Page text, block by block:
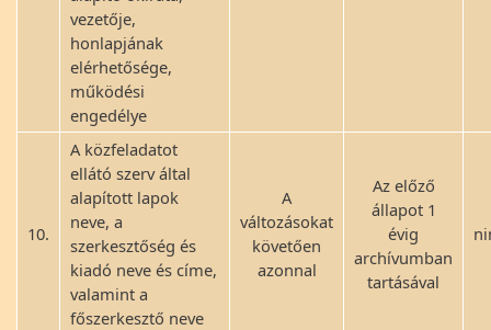
vezetője,
honlapjának
elérhetősége,
működési
engedélye
10.
A közfeladatot
ellátó szerv által
alapított lapok
neve, a
szerkesztőség és
kiadó neve és címe,
valamint a
főszerkesztő neve
A
változásokat
követően
azonnal
Az előző
állapot 1
évig
archívumban
tartásával